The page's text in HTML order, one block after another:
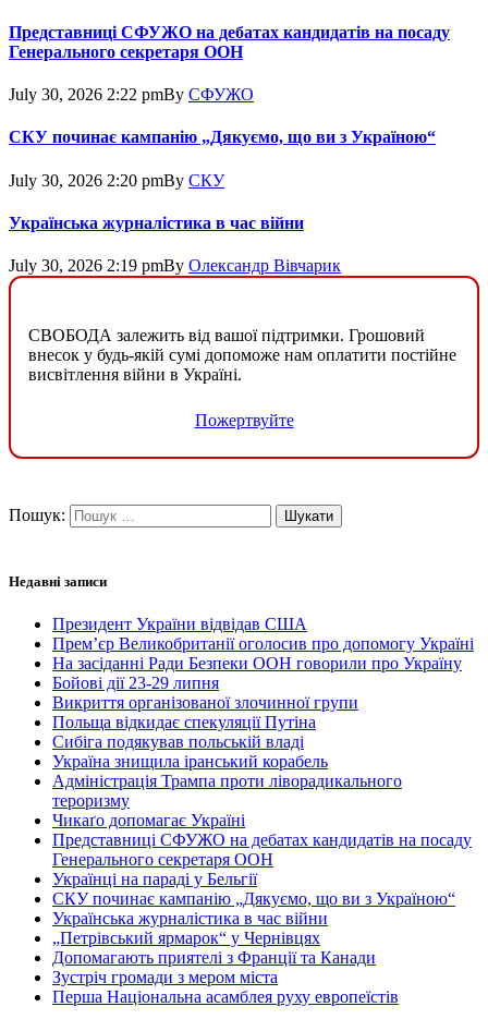
Представниці СФУЖО на дебатах кандидатів на посаду
Генерального секретаря ООН
July 30, 2026 2:22 pmBy СФУЖО
СКУ починає кампанію „Дякуємо, що ви з Україною“
July 30, 2026 2:20 pmBy СКУ
Українська журналістика в час війни
July 30, 2026 2:19 pmBy Олександр Вівчарик
СВОБОДА залежить від вашої підтримки. Грошовий
внесок у будь-якій сумі допоможе нам оплатити постійне
висвітлення війни в Україні.
Пожертвуйте
Пошук:
Недавні записи
Президент України відвідав США
Прем’єр Великобританії оголосив про допомогу Україні
На засіданні Ради Безпеки ООН говорили про Україну
Бойові дії 23-29 липня
Викриття організованої злочинної групи
Польща відкидає спекуляції Путіна
Сибіга подякував польській владі
Україна знищила іранський корабель
Адміністрація Трампа проти ліворадикального
тероризму
Чикаґо допомагає Україні
Представниці СФУЖО на дебатах кандидатів на посаду
Генерального секретаря ООН
Українці на параді у Бельгії
СКУ починає кампанію „Дякуємо, що ви з Україною“
Українська журналістика в час війни
„Петрівський ярмарок“ у Чернівцях
Допомагають приятелі з Франції та Канади
Зустріч громади з мером міста
Перша Національна асамблея руху европеїстів